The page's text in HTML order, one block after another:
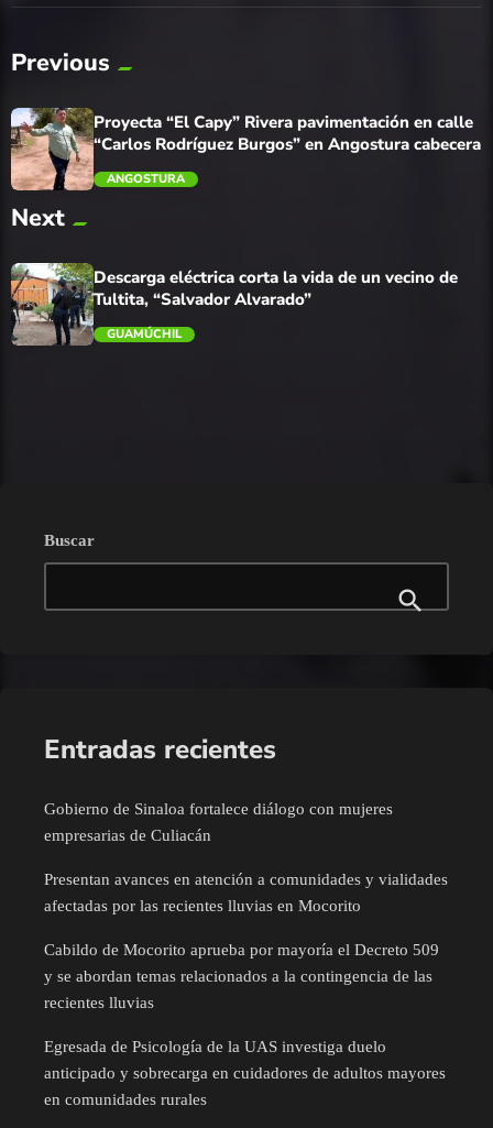
Previous
trending_flat
Proyecta “El Capy” Rivera pavimentación en calle
“Carlos Rodríguez Burgos” en Angostura cabecera
ANGOSTURA
Next
Descarga eléctrica corta la vida de un vecino de
Tultita, “Salvador Alvarado”
GUAMÚCHIL
Buscar
Entradas recientes
Gobierno de Sinaloa fortalece diálogo con mujeres
empresarias de Culiacán
Presentan avances en atención a comunidades y vialidades
afectadas por las recientes lluvias en Mocorito
Cabildo de Mocorito aprueba por mayoría el Decreto 509
y se abordan temas relacionados a la contingencia de las
recientes lluvias
Egresada de Psicología de la UAS investiga duelo
anticipado y sobrecarga en cuidadores de adultos mayores
en comunidades rurales